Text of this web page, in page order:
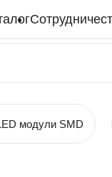
модули SMD